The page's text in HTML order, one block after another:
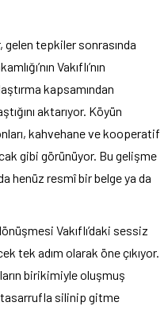
tepkiler sonrasında
Vakıflı’nın
kapsamından
aktarıyor. Köyün
kahvehane ve kooperatif
gibi görünüyor. Bu gelişme
henüz resmî bir belge ya da
Vakıflı’daki sessiz
tek adım olarak öne çıkıyor.
birikimiyle oluşmuş
tasarrufla silinip gitme